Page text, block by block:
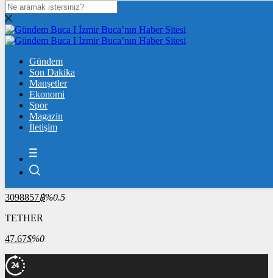
DOLAR
47,7436$% 0.18
55,2510€% 0.32
ÇEYREK ALTIN
10.904,00%2,55
BİST100
13.779,39
BİTCOİN
3098857฿%0.5
TETHER
47.67$%0
Gündem
Son Dakika
Manşetler
Ekonomi
Spor
Magazin
İletişim